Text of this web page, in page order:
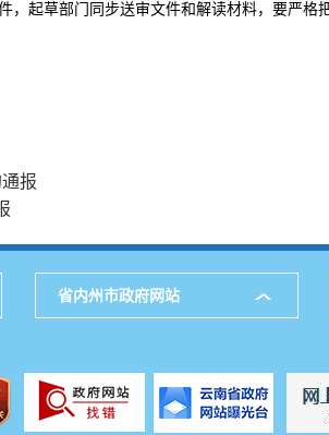
，起草部门同步送审文件和解读材料，要严格
报
省内州市政府网站